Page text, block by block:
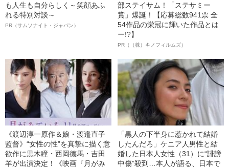
も人生も自分らしく～笑顔あふ
れる特別対談～
PR（サムソナイト・ジャパン）
部ステイサム！「ステサミー
賞」爆誕！【応募総数941票 全
54作品の栄冠に輝いた作品とは
ー!?】
PR（（株）キノフィルムズ）
《渡辺淳一原作＆娘・渡邉直子
監督》“女性の性”を真摯に描く意
欲作に黒木瞳・西岡德馬・吉田
羊が出演決定！《映画『月がみ
「黒人の下半身に惹かれて結婚
したんだろ」ケニア人男性と結
婚した日本人女性（31）に“誹謗
中傷”殺到…本人が語る、日本で